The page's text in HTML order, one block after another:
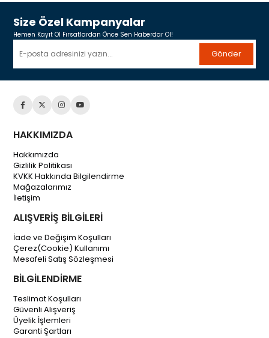
Size Özel Kampanyalar
Hemen Kayıt Ol Fırsatlardan Önce Sen Haberdar Ol!
Gönder
HAKKIMIZDA
Hakkımızda
Gizlilik Politikası
KVKK Hakkında Bilgilendirme
Mağazalarımız
İletişim
ALIŞVERİŞ BİLGİLERİ
İade ve Değişim Koşulları
Çerez(Cookie) Kullanımı
Mesafeli Satış Sözleşmesi
BİLGİLENDİRME
Teslimat Koşulları
Güvenli Alışveriş
Üyelik İşlemleri
Garanti Şartları